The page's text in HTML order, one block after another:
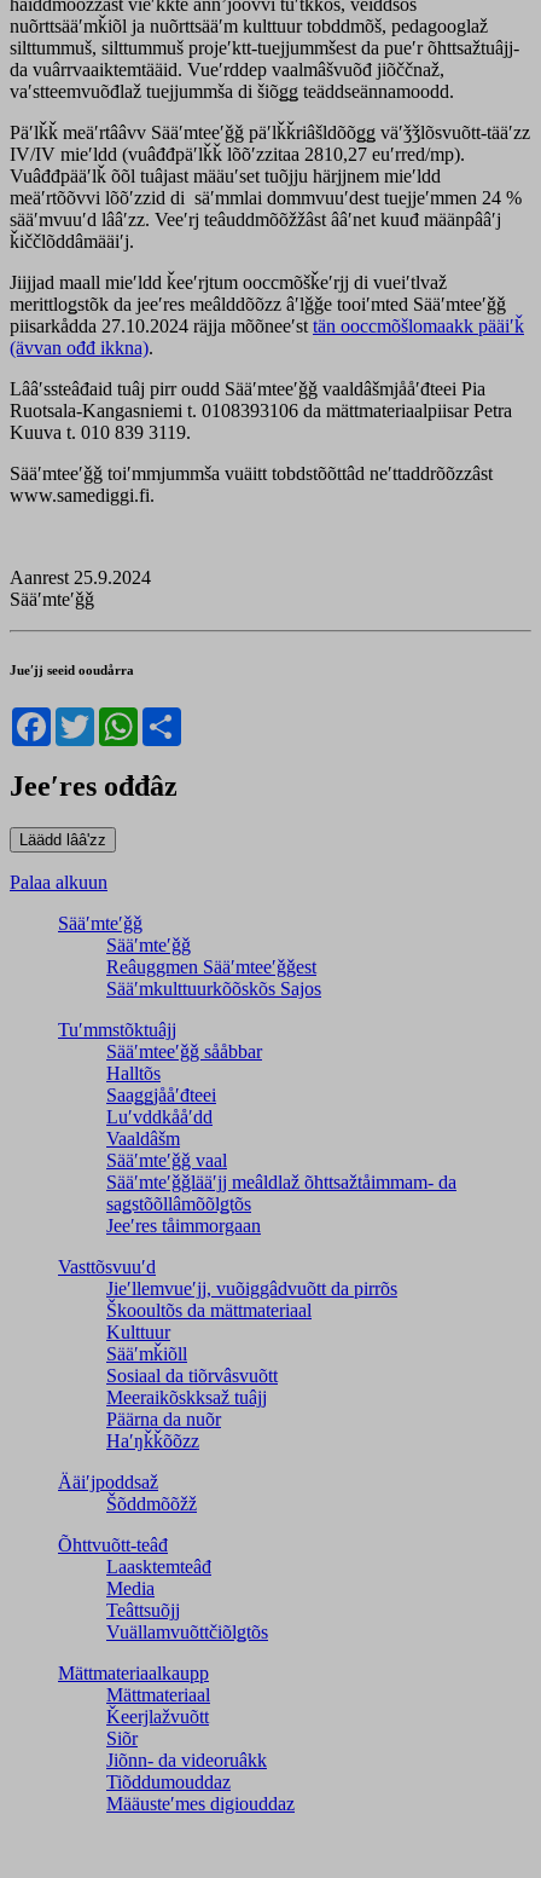
håiddmõõžžâst vieʹǩǩte ânnʼjõõvvi tuʹtǩǩõs, veiddsõs
nuõrttsääʹmǩiõl ja nuõrttsääʹm kulttuur tobddmõš, pedagooglaž
silttummuš, silttummuš projeʹktt-tuejjummšest da pueʹr õhttsažtuâjj-
da vuârrvaaiktemtääid. Vueʹrddep vaalmâšvuõđ jiõččnaž,
vaʹstteemvuõđlaž tuejjummša di šiõǥǥ teäddseännamoodd.
Päʹlǩǩ meäʹrtââvv Sääʹmteeʹǧǧ päʹlǩǩriâšldõõǥǥ väʹǯǯlõsvuõtt-tääʹzz
IV/IV mieʹldd (vuâđđpäʹlǩǩ lõõʹzzitaa 2810,27 euʹrred/mp).
Vuâđđpääʹlǩ õõl tuâjast määuʹset tuõjju härjjnem mieʹldd
meäʹrtõõvvi lõõʹzzid di säʹmmlai dommvuuʹdest tuejjeʹmmen 24 %
sääʹmvuuʹd lââʹzz. Veeʹrj teâuddmõõžžâst ââʹnet kuuđ määnpââʹj
ǩiččlõddâmääiʹj.
Jiijjad maall mieʹldd ǩeeʹrjtum ooccmõšǩeʹrjj di vueiʹtlvaž
merittloǥstõk da jeeʹres meâlddõõzz âʹlǧǧe tooiʹmted Sääʹmteeʹǧǧ
piisarkådda 27.10.2024 räjja mõõneeʹst tän ooccmõšlomaakk pääiʹǩ
(ävvan ođđ ikkna).
Lââʹssteâđaid tuâj pirr oudd Sääʹmteeʹǧǧ vaaldâšmjååʹđteei Pia
Ruotsala-Kangasniemi t. 0108393106 da mättmateriaalpiisar Petra
Kuuva t. 010 839 3119.
Sääʹmteeʹǧǧ toiʹmmjummša vuäitt tobdstõõttâd neʹttaddrõõzzâst
www.samediggi.fi.
Aanrest 25.9.2024
Sääʹmteʹǧǧ
Jueʹjj seeid ooudårra
Facebook
TwitterWhatsApp
Jeeʹres ođđâz
Palaa alkuun
Sääʹmteʹǧǧ
Sääʹmteʹǧǧ
Reâuggmen Sääʹmteeʹǧǧest
Sääʹmkulttuurkõõskõs Sajos
Tuʹmmstõktuâjj
Sääʹmteeʹǧǧ sååbbar
Halltõs
Saaǥǥjååʹđteei
Luʹvddkååʹdd
Vaaldâšm
Sääʹmteʹǧǧ vaal
Sääʹmteʹǧǧlääʹjj meâldlaž õhttsažtåimmam- da
saǥstõõllâmõõlǥtõs
Jeeʹres tåimmorgaan
Vasttõsvuuʹd
Jieʹllemvueʹjj, vuõiggâdvuõtt da pirrõs
Škooultõs da mättmateriaal
Kulttuur
Sääʹmǩiõll
Sosiaal da tiõrvâsvuõtt
Meeraikõskksaž tuâjj
Päärna da nuõr
Haʹŋǩǩõõzz
Ääiʹjpoddsaž
Šõddmõõžž
Õhttvuõtt-teâđ
Laasktemteâđ
Media
Teâttsuõjj
Vuällamvuõttčiõlǥtõs
Mättmateriaalkaupp
Mättmateriaal
Ǩeerjlažvuõtt
Siõr
Jiõnn- da videoruâkk
Tiõddumouddaz
Määusteʹmes digiouddaz